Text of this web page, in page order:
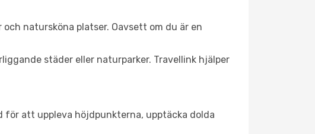
natursköna platser. Oavsett om du är en
städer eller naturparker. Travellink hjälper
att uppleva höjdpunkterna, upptäcka dolda